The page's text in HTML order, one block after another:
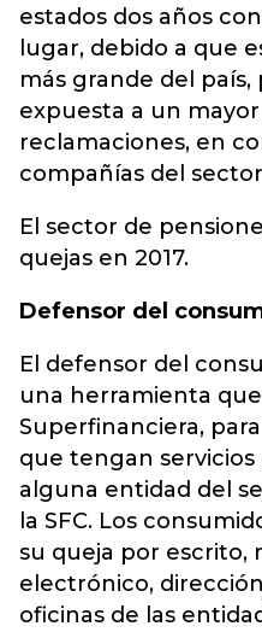
estados dos años
lugar, debido a que
más grande del
expuesta a un
reclamaciones, en
compañías del
El sector de
quejas en 2017.
Defensor del
El defensor del
una herramienta
Superfinanciera,
que tengan
alguna entidad del
la SFC. Los
su queja por escrito,
electrónico,
oficinas de las